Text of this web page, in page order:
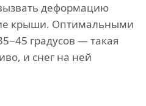
деформацию
крыши. Оптимальными
градусов — такая
и снег на ней